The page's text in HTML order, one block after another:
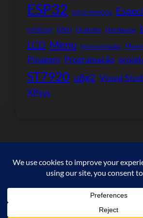
ESP32 ESP32-D0WDQ6
ESPRESSIF GNU Gratuito Hardware
LCD Menu Microcontrolador
Pinagem Programação
ST7920 u8g2 Visual
XPsys
Copyright © 2023. All rights
WordPress #